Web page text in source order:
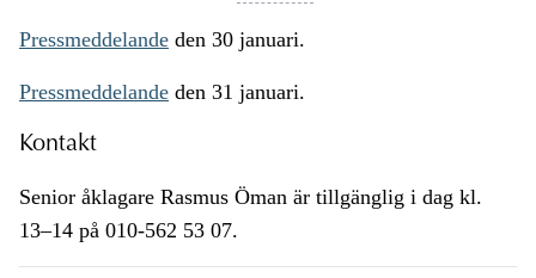
Pressmeddelande den 30 januari.
Pressmeddelande den 31 januari.
Kontakt
Senior åklagare Rasmus Öman är tillgänglig i dag kl.
13–14 på 010-562 53 07.